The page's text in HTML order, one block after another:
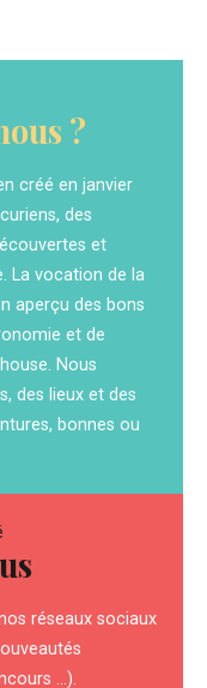
?
créé en janvier
des
et
La vocation de la
aperçu des bons
et de
Nous
des lieux et des
bonnes ou
réseaux sociaux
...).